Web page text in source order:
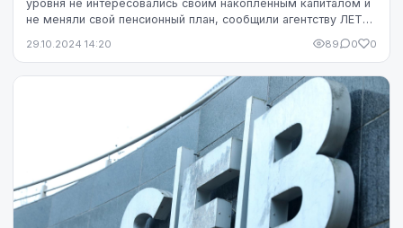
уровня не интересовались своим накопленным капиталом и
не меняли свой пенсионный план, сообщили агентству ЛЕТА
29.10.2024 14:20 89 0 0